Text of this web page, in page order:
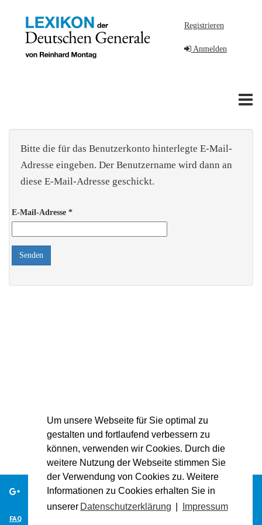
Um unsere Webseite für Sie optimal zu
gestalten und fortlaufend verbessern zu
können, verwenden wir Cookies. Durch die
weitere Nutzung der Webseite stimmen Sie
der Verwendung von Cookies zu. Weitere
Informationen zu Cookies erhalten Sie in
unserer Datenschutzerklärung Impressum
Registrieren
Anmelden
Bitte die für das Benutzerkonto hinterlegte E-Mail-
Adresse eingeben. Der Benutzername wird dann an
diese E-Mail-Adresse geschickt.
E-Mail-Adresse *
Senden
FAQ